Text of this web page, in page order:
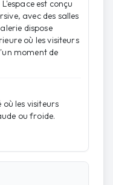
est conçu
avec des salles
dispose
où les visiteurs
moment de
les visiteurs
ou froide.